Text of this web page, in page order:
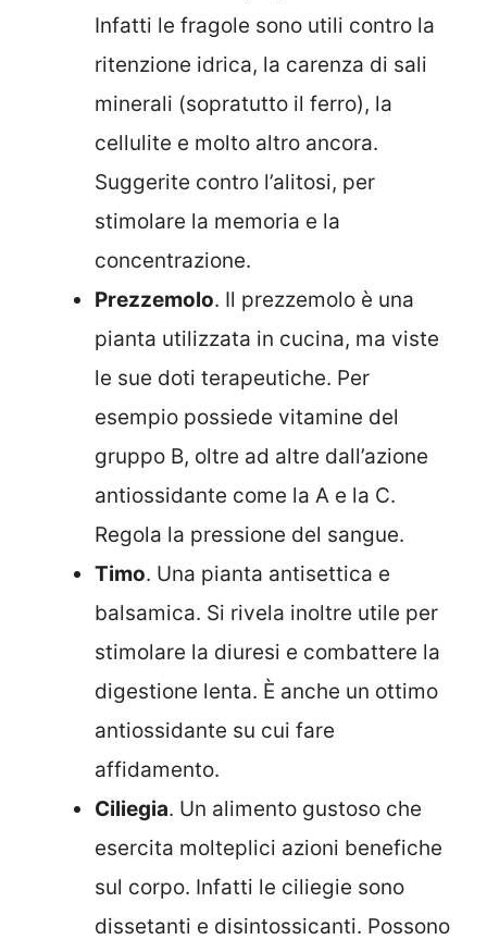
Infatti le fragole sono utili contro la
ritenzione idrica, la carenza di sali
minerali (sopratutto il ferro), la
cellulite e molto altro ancora.
Suggerite contro l’alitosi, per
stimolare la memoria e la
concentrazione.
Prezzemolo. Il prezzemolo è una
pianta utilizzata in cucina, ma viste
le sue doti terapeutiche. Per
esempio possiede vitamine del
gruppo B, oltre ad altre dall’azione
antiossidante come la A e la C.
Regola la pressione del sangue.
Timo. Una pianta antisettica e
balsamica. Si rivela inoltre utile per
stimolare la diuresi e combattere la
digestione lenta. È anche un ottimo
antiossidante su cui fare
affidamento.
Ciliegia. Un alimento gustoso che
esercita molteplici azioni benefiche
sul corpo. Infatti le ciliegie sono
dissetanti e disintossicanti. Possono